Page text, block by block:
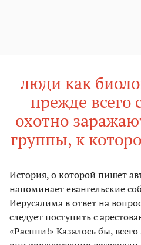
люди как
прежде всего
охотно
группы, к
История, о которой пишет
напоминает евангельские
Иерусалима в ответ на
следует поступить с
«Распни!» Казалось бы,